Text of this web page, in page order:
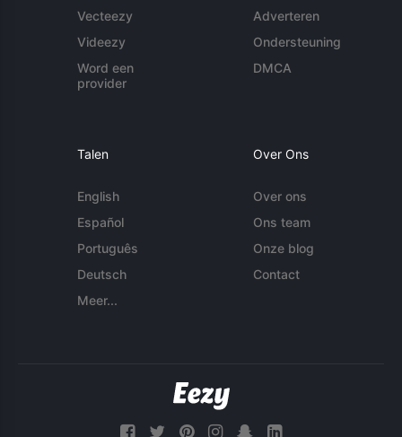
Vecteezy
Videezy
Word een
provider
Adverteren
Ondersteuning
DMCA
Talen
English
Español
Português
Deutsch
Meer...
Over Ons
Over ons
Ons team
Onze blog
Contact